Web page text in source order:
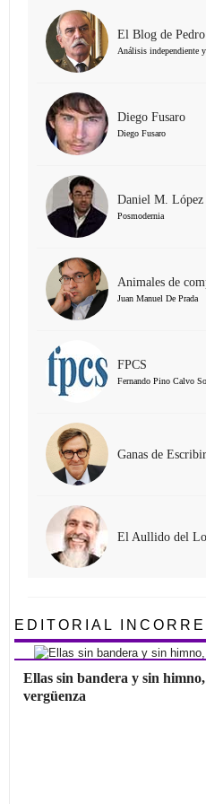
El Blog de
Análisis independiente
Diego Fusaro
Diego Fusaro
Daniel M. López
Posmodernia
Animales de
Juan Manuel De Prada
FPCS
Fernando Pino Calvo
Ganas de Escribir
El Aullido del
EDITORIAL
Ellas sin bandera y sin himno,
vergüenza